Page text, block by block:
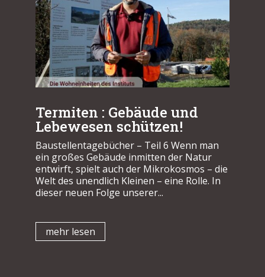
Termiten : Gebäude und
Lebewesen schützen!
Baustellentagebücher – Teil 6 Wenn man
ein großes Gebäude inmitten der Natur
entwirft, spielt auch der Mikrokosmos – die
Welt des unendlich Kleinen – eine Rolle. In
dieser neuen Folge unserer...
mehr lesen